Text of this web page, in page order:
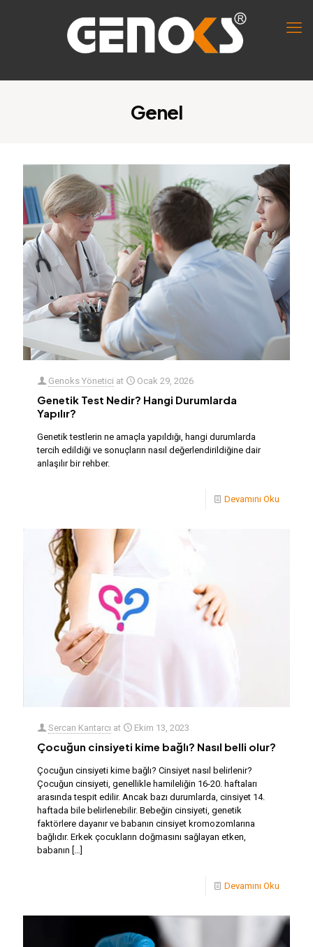
Genel
Genoks Yönetici at Ocak 29, 2026
Genetik Test Nedir? Hangi Durumlarda
Yapılır?
Genetik testlerin ne amaçla yapıldığı, hangi durumlarda
tercih edildiği ve sonuçların nasıl değerlendirildiğine dair
anlaşılır bir rehber.
Devamını Oku
Sercan Kantarcı at Ekim 13, 2023
Çocuğun cinsiyeti kime bağlı? Nasıl belli olur?
Çocuğun cinsiyeti kime bağlı? Cinsiyet nasıl belirlenir?
Çocuğun cinsiyeti, genellikle hamileliğin 16-20. haftaları
arasında tespit edilir. Ancak bazı durumlarda, cinsiyet 14.
haftada bile belirlenebilir. Bebeğin cinsiyeti, genetik
faktörlere dayanır ve babanın cinsiyet kromozomlarına
bağlıdır. Erkek çocukların doğmasını sağlayan etken,
babanın […]
Devamını Oku